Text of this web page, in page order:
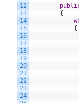
12
13
14
15
16
17
18
19
20
21
22
23
24
{
{